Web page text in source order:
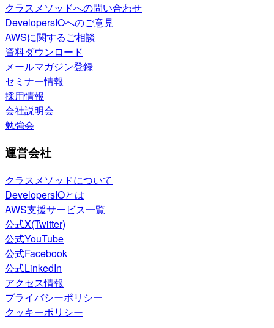
クラスメソッドへの問い合わせ
DevelopersIOへのご意見
AWSに関するご相談
資料ダウンロード
メールマガジン登録
セミナー情報
採用情報
会社説明会
勉強会
運営会社
クラスメソッドについて
DevelopersIOとは
AWS支援サービス一覧
公式X(Twitter)
公式YouTube
公式Facebook
公式LinkedIn
アクセス情報
プライバシーポリシー
クッキーポリシー